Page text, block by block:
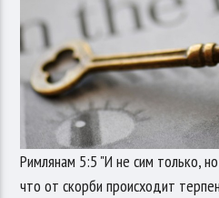
Римлянам 5:5 "И не сим только,
что от скорби происходит